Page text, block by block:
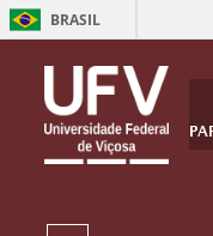
BRASIL